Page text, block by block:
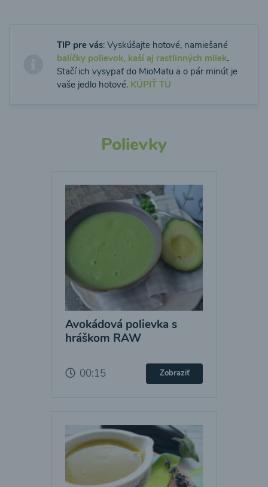
TIP pre vás: Vyskúšajte hotové, namiešané
balíčky polievok, kaší aj rastlinných mliek.
Stačí ich vysypať do MioMatu a o pár minút je
vaše jedlo hotové. KÚPIŤ TU
Polievky
Avokádová polievka s
hráškom RAW
00:15 Zobraziť